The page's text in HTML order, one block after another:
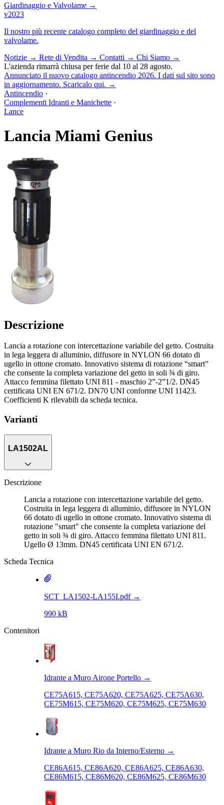
Giardinaggio e Valvolame →
v2023
Il nostro più recente catalogo completo del giardinaggio e del
valvolame.
Notizie → Rete di Vendita → Contatti → Chi Siamo →
L'azienda rimarrà chiusa per ferie dal 10 al 28 agosto.
Annunciato il nuovo catalogo antincendio 2026. I dati sul sito sono
in aggiornamento. Scaricalo qui. →
Antincendio ·
Complementi Idranti e Manichette ·
Lance
Lancia Miami Genius
Descrizione
Lancia a rotazione con intercettazione variabile del getto. Costruita
in lega leggera di alluminio, diffusore in NYLON 66 dotato di
ugello in ottone cromato. Innovativo sistema di rotazione “smart”
che consente la completa variazione del getto in soli ¾ di giro.
Attacco femmina filettato UNI 811 - maschio 2”-2”1/2. DN45
certificata UNI EN 671/2. DN70 UNI conforme UNI 11423.
Coefficienti K rilevabili da scheda tecnica.
Varianti
LA1502AL
Descrizione
Lancia a rotazione con intercettazione variabile del getto.
Costruita in lega leggera di alluminio, diffusore in NYLON
66 dotato di ugello in ottone cromato. Innovativo sistema di
rotazione "smart" che consente la completa variazione del
getto in soli ¾ di giro. Attacco femmina filettato UNI 811.
Ugello Ø 13mm. DN45 certificata UNI EN 671/2.
Scheda Tecnica
SCT_LA1502-LA155I.pdf→
990 kB
Contenitori
Idrante a Muro Airone Portello →
CE75A615, CE75A620, CE75A625, CE75A630,
CE75M615, CE75M620, CE75M625, CE75M630
Idrante a Muro Rio da Interno/Esterno →
CE86A615, CE86A620, CE86A625, CE86A630,
CE86M615, CE86M620, CE86M625, CE86M630